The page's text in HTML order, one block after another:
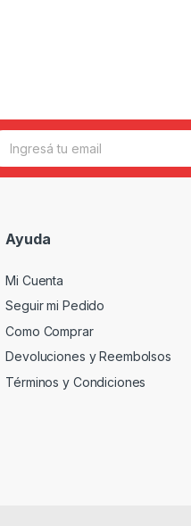
Ayuda
Mi Cuenta
Seguir mi Pedido
Como Comprar
Devoluciones y Reembolsos
Términos y Condiciones